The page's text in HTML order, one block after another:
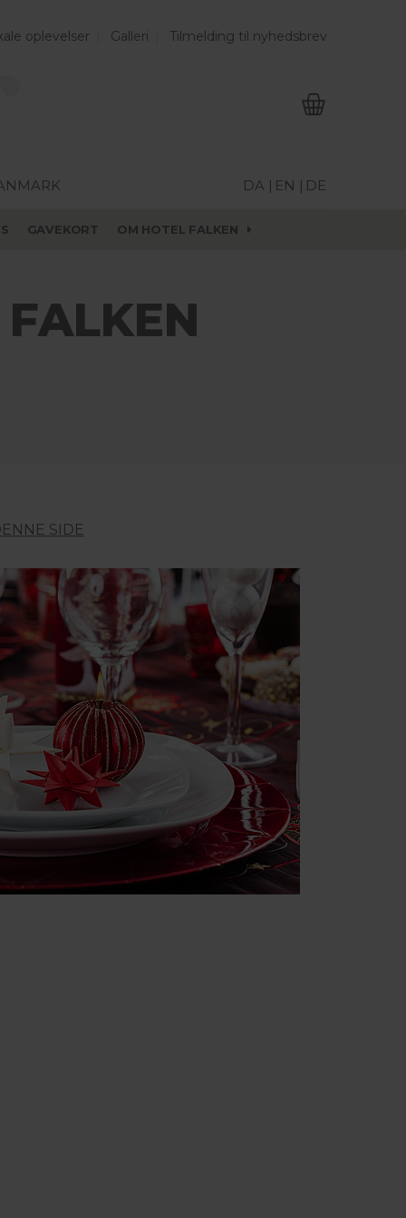
oplevelser Galleri Tilmelding til nyhedsbrev
DA | EN | DE
GAVEKORT OM HOTEL FALKEN
SIDE